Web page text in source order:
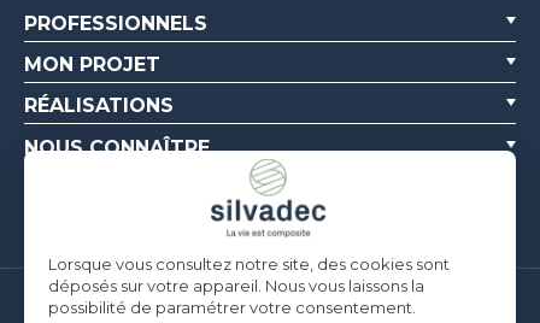
PROFESSIONNELS
MON PROJET
RÉALISATIONS
NOUS CONNAÎTRE
Silvadec France
Lorsque vous consultez notre site, des cookies sont
déposés sur votre appareil. Nous vous laissons la
possibilité de paramétrer votre consentement.